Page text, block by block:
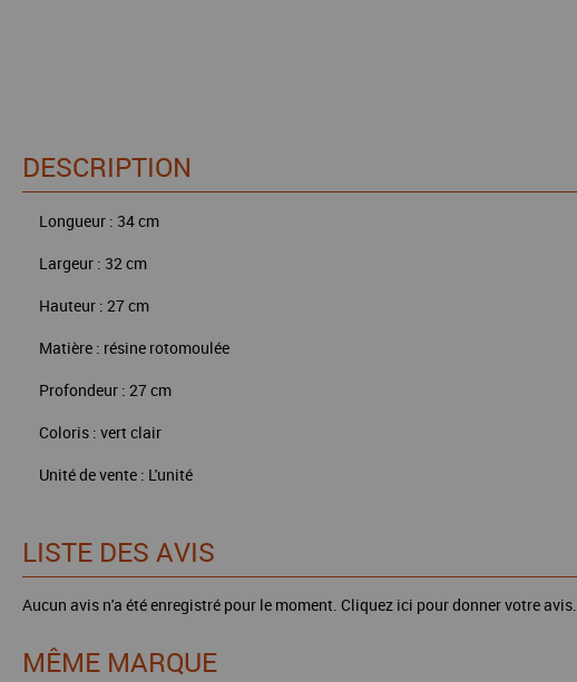
DESCRIPTION
Longueur : 34 cm
Largeur : 32 cm
Hauteur : 27 cm
Matière : résine rotomoulée
Profondeur : 27 cm
Coloris : vert clair
Unité de vente : L'unité
LISTE DES AVIS
Aucun avis n'a été enregistré pour le moment. Cliquez ici pour donner votre avis.
MÊME MARQUE